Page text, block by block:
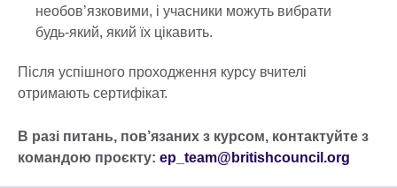
необов’язковими, і учасники можуть вибрати
будь-який, який їх цікавить.
Після успішного проходження курсу вчителі
отримають сертифікат.
В разі питань, пов’язаних з курсом, контактуйте з
командою проєкту: ep_team@britishcouncil.org